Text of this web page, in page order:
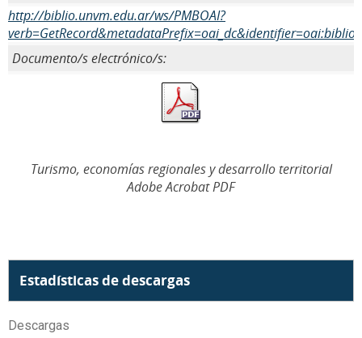
http://biblio.unvm.edu.ar/ws/PMBOAI?
Documento/s electrónico/s:
Turismo, economías regionales y desarrollo territorial
Adobe Acrobat PDF
Estadísticas de descargas
Descargas